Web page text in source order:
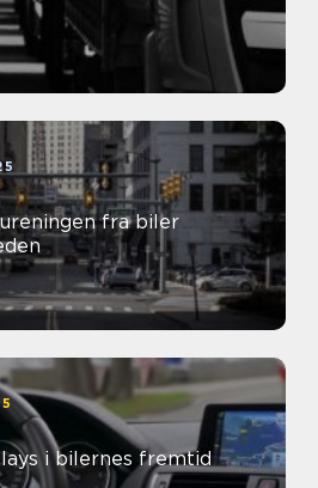
fra biler
i bilernes fremtid